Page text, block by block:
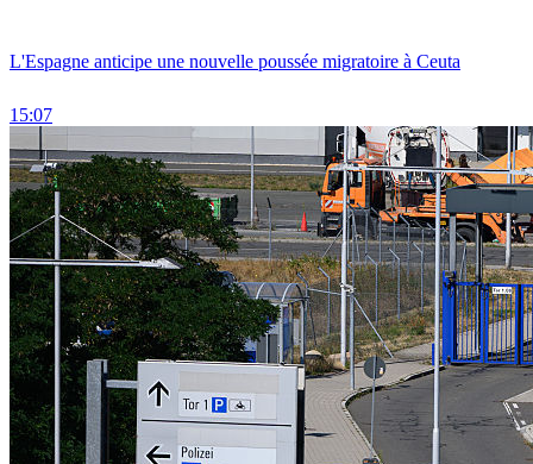
L'Espagne anticipe une nouvelle poussée migratoire à Ceuta
15:07